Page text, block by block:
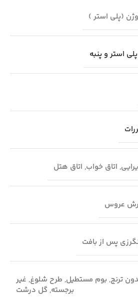
(پلی استر )
پلی استر و پنبه
, اتاق خواب, اتاق هتل
عروس
پس از بافت
ترنج, بوم مستطیل, طرح شلوغ, غیر
برجسته, گل درشت